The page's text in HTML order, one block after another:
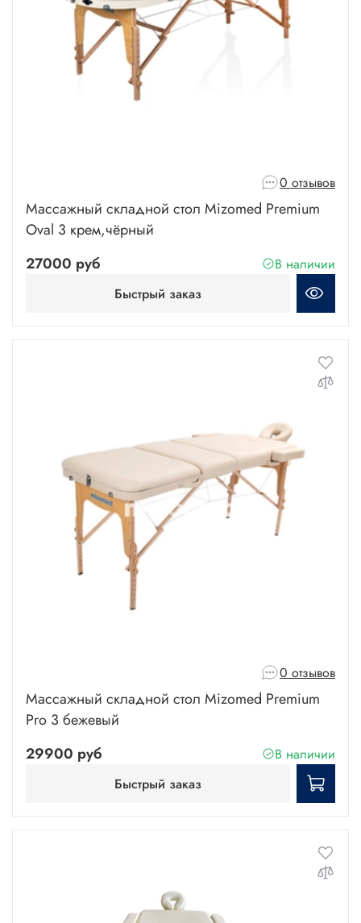
0 отзывов
Массажный складной стол Mizomed Premium
Oval 3 крем,чёрный
27000 руб
В наличии
Быстрый заказ
0 отзывов
Массажный складной стол Mizomed Premium
Pro 3 бежевый
29900 руб
В наличии
Быстрый заказ